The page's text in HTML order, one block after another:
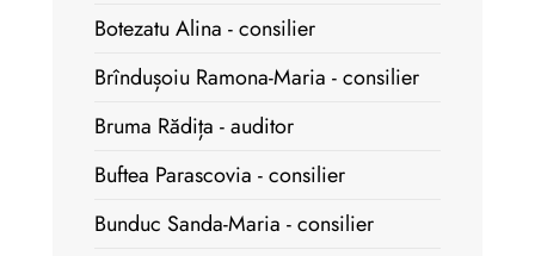
Botezatu Alina - consilier
Brîndușoiu Ramona-Maria - consilier
Bruma Rădița - auditor
Buftea Parascovia - consilier
Bunduc Sanda-Maria - consilier